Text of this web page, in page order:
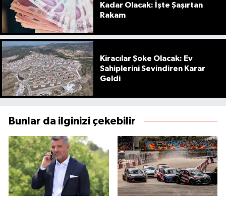
Kadar Olacak: İşte Şaşırtan
Rakam
Kiracılar Şoke Olacak: Ev
Sahiplerini Sevindiren Karar
Geldi
Bunlar da ilginizi çekebilir